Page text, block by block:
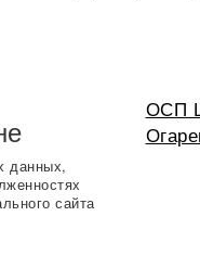
данных,
сайта
ОСП